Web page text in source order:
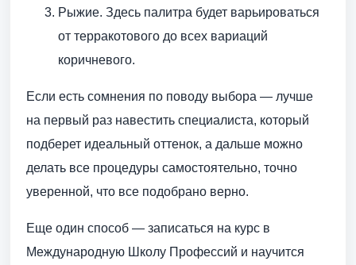
Рыжие. Здесь палитра будет варьироваться
от терракотового до всех вариаций
коричневого.
Если есть сомнения по поводу выбора — лучше
на первый раз навестить специалиста, который
подберет идеальный оттенок, а дальше можно
делать все процедуры самостоятельно, точно
уверенной, что все подобрано верно.
Еще один способ — записаться на курс в
Международную Школу Профессий и научится